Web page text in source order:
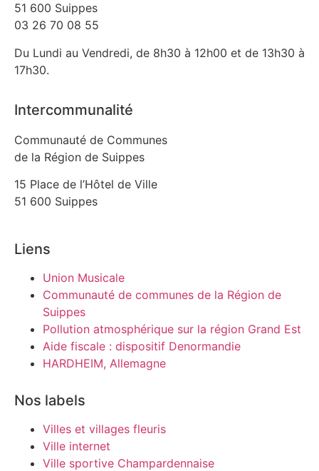
51 600 Suippes
03 26 70 08 55
Du Lundi au Vendredi, de 8h30 à 12h00 et de 13h30 à
17h30.
Intercommunalité
Communauté de Communes
de la Région de Suippes
15 Place de l’Hôtel de Ville
51 600 Suippes
Liens
Union Musicale
Communauté de communes de la Région de
Suippes
Pollution atmosphérique sur la région Grand Est
Aide fiscale : dispositif Denormandie
HARDHEIM, Allemagne
Nos labels
Villes et villages fleuris
Ville internet
Ville sportive Champardennaise